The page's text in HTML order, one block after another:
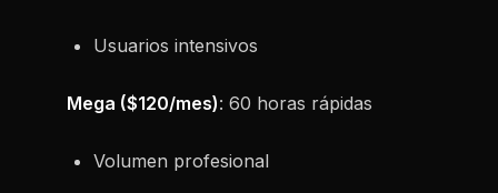
Usuarios intensivos
Mega ($120/mes): 60 horas rápidas
Volumen profesional